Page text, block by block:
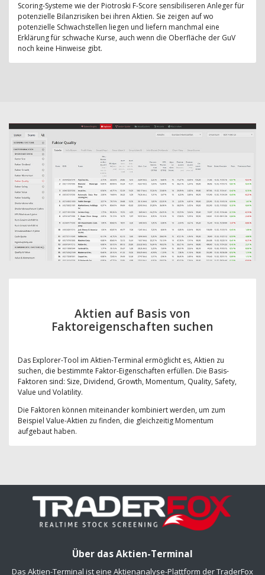
Scoring-Systeme wie der Piotroski F-Score sensibiliseren Anleger für
potenzielle Bilanzrisiken bei ihren Aktien. Sie zeigen auf wo
potenzielle Schwachstellen liegen und liefern manchmal eine
Erklärung für schwache Kurse, auch wenn die Oberfläche der GuV
noch keine Hinweise gibt.
Aktien auf Basis von
Faktoreigenschaften suchen
Das Explorer-Tool im Aktien-Terminal ermöglicht es, Aktien zu
suchen, die bestimmte Faktor-Eigenschaften erfüllen. Die Basis-
Faktoren sind: Size, Dividend, Growth, Momentum, Quality, Safety,
Value und Volatility.
Die Faktoren können miteinander kombiniert werden, um zum
Beispiel Value-Aktien zu finden, die gleichzeitig Momentum
aufgebaut haben.
Über das Aktien-Terminal
Das Aktien-Terminal ist eine Aktienanalyse-Plattform der TraderFox